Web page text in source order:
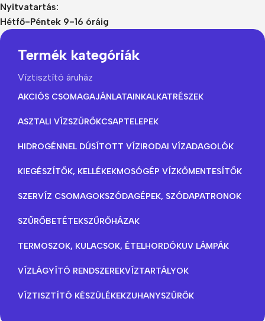
Nyitvatartás:
Hétfő-Péntek 9-16 óráig
Termék kategóriák
Víztisztító áruház
AKCIÓS CSOMAGAJÁNLATAINKALKATRÉSZEK
ASZTALI VÍZSZŰRŐKCSAPTELEPEK
HIDROGÉNNEL DÚSÍTOTT VÍZIRODAI VÍZADAGOLÓK
KIEGÉSZÍTŐK, KELLÉKEKMOSÓGÉP VÍZKŐMENTESÍTŐK
SZERVÍZ CSOMAGOKSZÓDAGÉPEK, SZÓDAPATRONOK
SZŰRŐBETÉTEKSZŰRŐHÁZAK
TERMOSZOK, KULACSOK, ÉTELHORDÓKUV LÁMPÁK
VÍZLÁGYÍTÓ RENDSZEREKVÍZTARTÁLYOK
VÍZTISZTÍTÓ KÉSZÜLÉKEKZUHANYSZŰRŐK